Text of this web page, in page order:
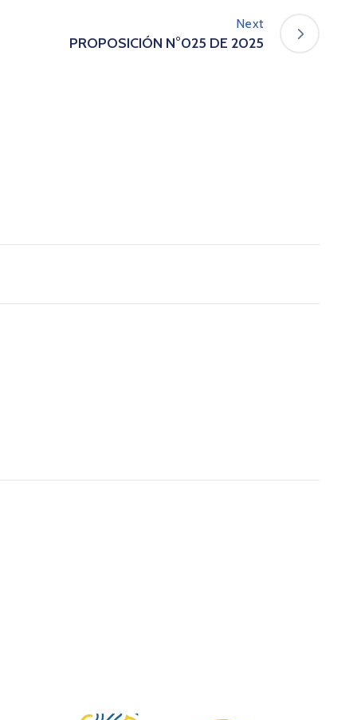
Next
PROPOSICIÓN N°025 DE 2025